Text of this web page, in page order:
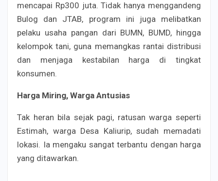
mencapai Rp300 juta. Tidak hanya menggandeng
Bulog dan JTAB, program ini juga melibatkan
pelaku usaha pangan dari BUMN, BUMD, hingga
kelompok tani, guna memangkas rantai distribusi
dan menjaga kestabilan harga di tingkat
konsumen.
Harga Miring, Warga Antusias
Tak heran bila sejak pagi, ratusan warga seperti
Estimah, warga Desa Kaliurip, sudah memadati
lokasi. Ia mengaku sangat terbantu dengan harga
yang ditawarkan.